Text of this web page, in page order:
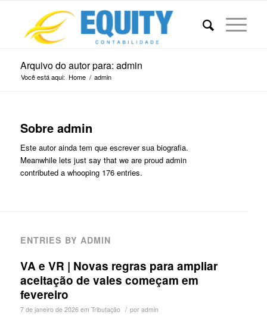
Arquivo do autor para: admin
Você está aqui: Home / admin
Sobre admin
Este autor ainda tem que escrever sua biografia.
Meanwhile lets just say that we are proud admin
contributed a whooping 176 entries.
ENTRIES BY ADMIN
VA e VR | Novas regras para ampliar
aceitação de vales começam em
fevereiro
7 de janeiro de 2026 em Tributação / por admin